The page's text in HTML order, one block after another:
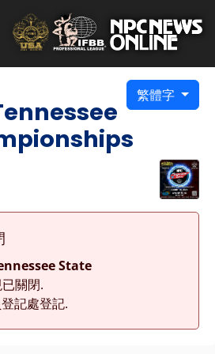
繁體字
State
關閉.
記處登記.